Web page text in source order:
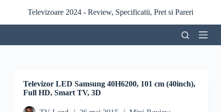
r
l
Televizoare 2024 - Review, Specificatii, Pret si Pareri
Televizor LED Samsung 40H6200, 101 cm (40inch),
Full HD, Smart TV, 3D